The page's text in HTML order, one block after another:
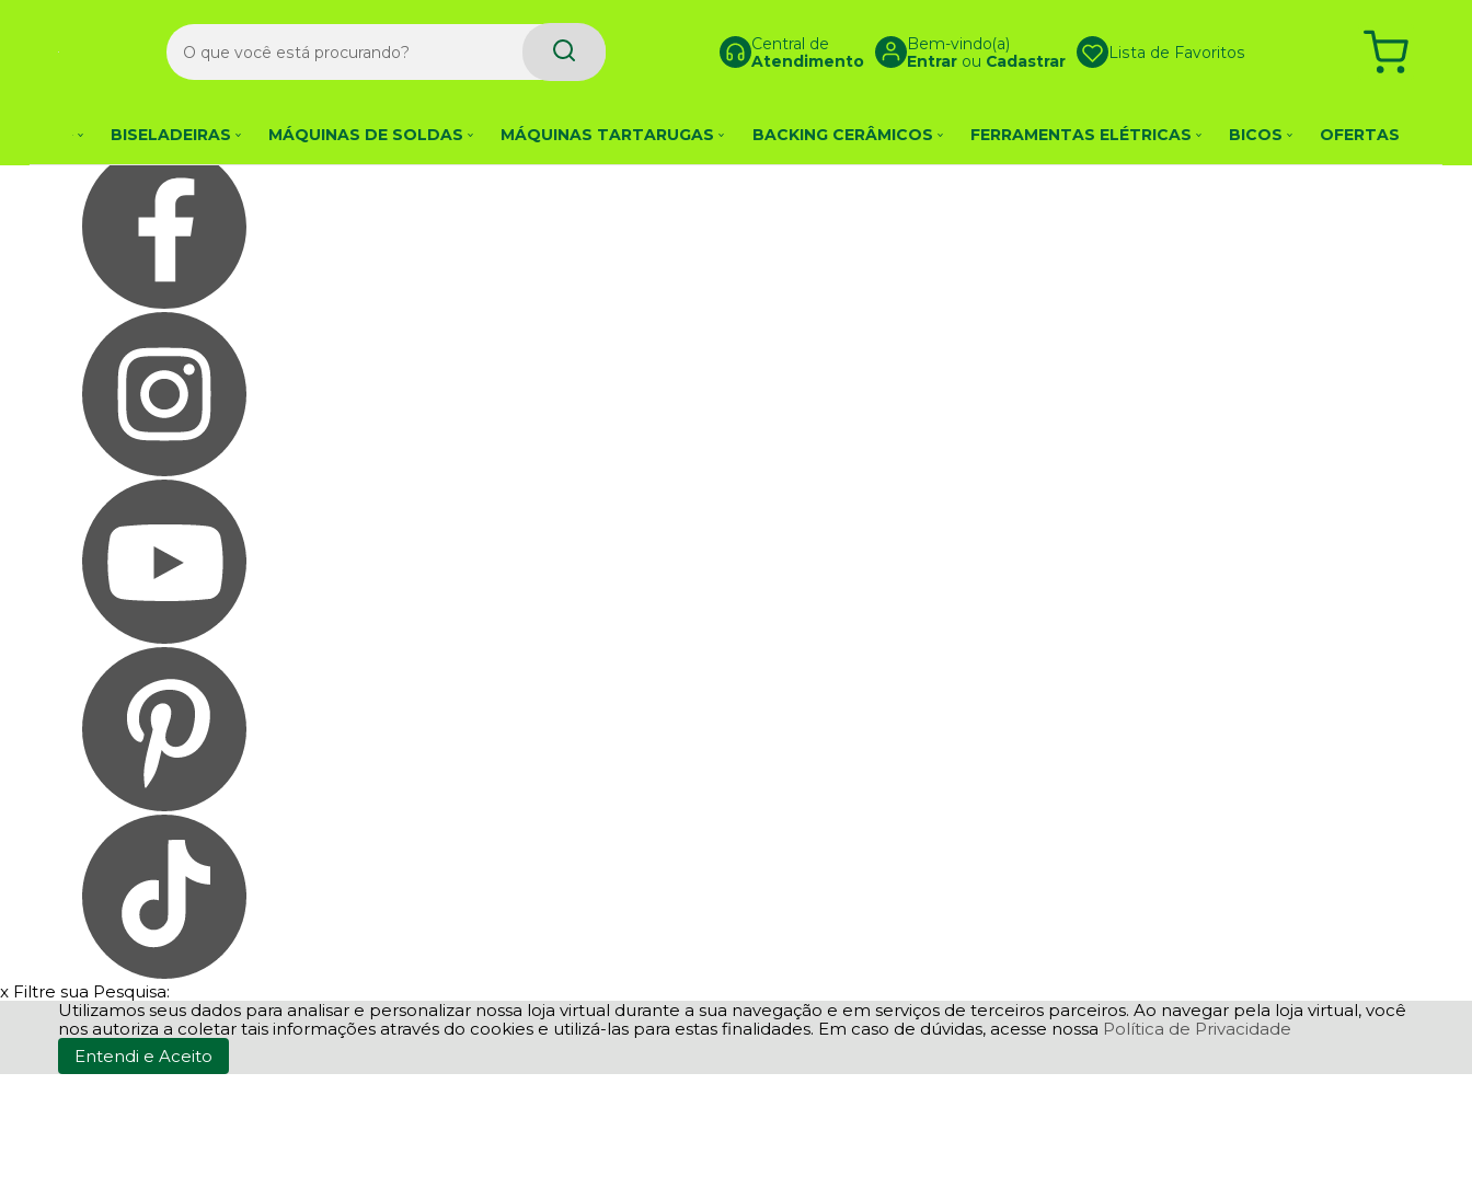
x Filtre sua Pesquisa:
Utilizamos seus dados para analisar e personalizar nossa loja virtual durante a sua navegação e em serviços de terceiros parceiros. Ao navegar pela loja virtual, você
nos autoriza a coletar tais informações através do cookies e utilizá-las para estas finalidades. Em caso de dúvidas, acesse nossa Política de Privacidade
Entendi e Aceito
Central de
Atendimento
Bem-vindo(a)
Entrarou Cadastrar Lista de Favoritos
BISELADEIRAS MÁQUINAS DE SOLDAS MÁQUINAS TARTARUGAS BACKING CERÂMICOS FERRAMENTAS ELÉTRICAS BICOS OFERTAS